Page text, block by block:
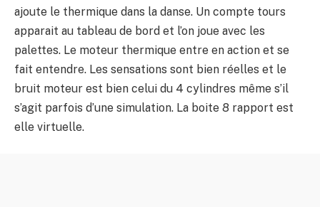
ajoute le thermique dans la danse. Un compte tours
apparait au tableau de bord et l’on joue avec les
palettes. Le moteur thermique entre en action et se
fait entendre. Les sensations sont bien réelles et le
bruit moteur est bien celui du 4 cylindres même s’il
s’agit parfois d’une simulation. La boite 8 rapport est
elle virtuelle.